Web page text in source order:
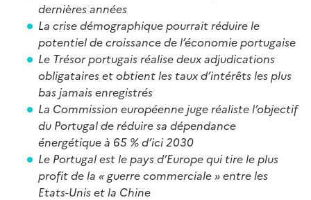
dernières années
La crise démographique pourrait réduire le
potentiel de croissance de l’économie portugaise
Le Trésor portugais réalise deux adjudications
obligataires et obtient les taux d’intérêts les plus
bas jamais enregistrés
La Commission européenne juge réaliste l’objectif
du Portugal de réduire sa dépendance
énergétique à 65 % d’ici 2030
Le Portugal est le pays d’Europe qui tire le plus
profit de la « guerre commerciale » entre les
Etats-Unis et la Chine